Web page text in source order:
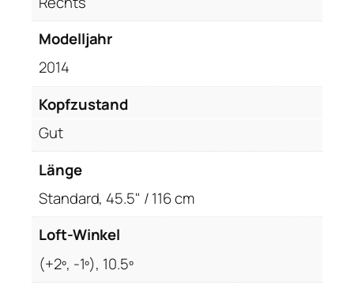
Modelljahr
2014
Kopfzustand
Gut
Länge
Standard, 45.5" / 116 cm
Loft-Winkel
(+2º, -1º), 10.5º